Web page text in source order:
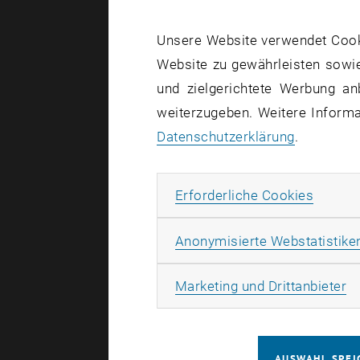
Rücktritt
wobei E-
Unsere Website verwendet
Website zu gewährleisten
und zielgerichtete Werbung
weiterzugeben. Weitere
Datenschutzerklärung.
Erforderliche Cookies
Anonymisierte
Marketing und Drittanbieter